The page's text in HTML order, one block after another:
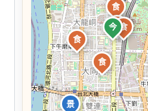
今食
景
食
食
食
食